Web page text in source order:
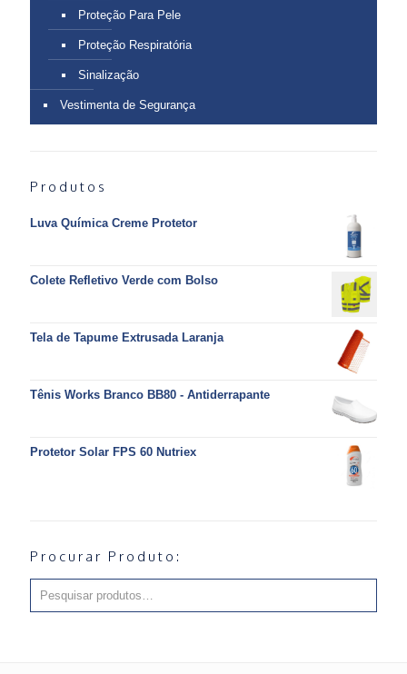
Proteção Para Pele
Proteção Respiratória
Sinalização
Vestimenta de Segurança
Produtos
Luva Química Creme Protetor
Colete Refletivo Verde com Bolso
Tela de Tapume Extrusada Laranja
Tênis Works Branco BB80 - Antiderrapante
Protetor Solar FPS 60 Nutriex
Procurar Produto: